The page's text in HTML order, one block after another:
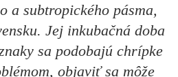
a subtropického pásma,
Jej inkubačná doba
sa podobajú chrípke
objaviť sa môže